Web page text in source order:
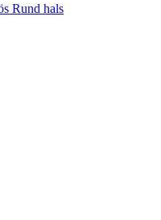
Rund hals